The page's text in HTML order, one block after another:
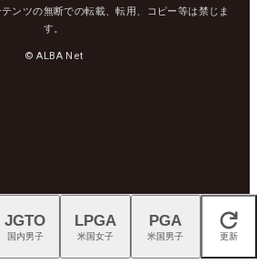
ンツの無断での転載、転用、コピー等は禁じま
す。
© ALBA Net
閉じる
JGTO
国内男子
LPGA
米国女子
PGA
米国男子 更新